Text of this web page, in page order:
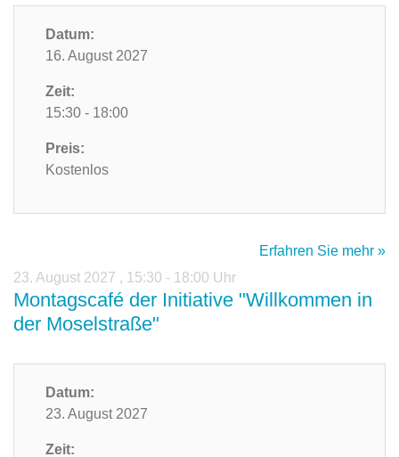
Datum:
16. August 2027
Zeit:
15:30 - 18:00
Preis:
Kostenlos
Erfahren Sie mehr »
23. August 2027 , 15:30 - 18:00 Uhr
Montagscafé der Initiative "Willkommen in
der Moselstraße"
Datum:
23. August 2027
Zeit: